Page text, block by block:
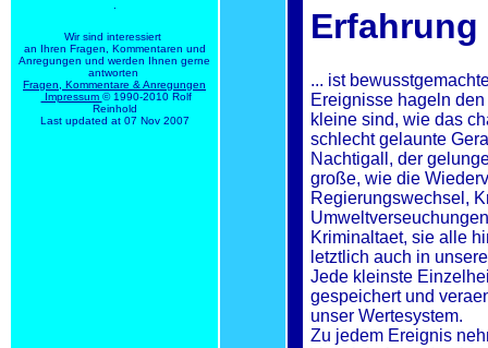
Wir sind interessiert
an Ihren Fragen, Kommentaren und
Anregungen und werden Ihnen gerne
antworten
Fragen, Kommentare & Anregungen
Impressum © 1990-2010 Rolf
Reinhold
Last updated at 07 Nov 2007
Erfahrung
... ist
Ereignisse hageln
kleine sind, wie das
schlecht gelaunte
Nachtigall, der
große, wie die
Regierungswechsel,
Kriminaltaet, sie alle
letztlich auch in
Jede kleinste
gespeichert und
unser Wertesystem.
Zu jedem Ereignis